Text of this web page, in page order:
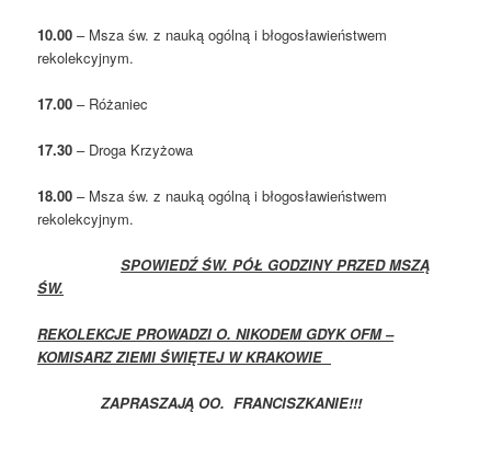
10.00 – Msza św. z nauką ogólną i błogosławieństwem
rekolekcyjnym.
17.00 – Różaniec
17.30 – Droga Krzyżowa
18.00 – Msza św. z nauką ogólną i błogosławieństwem
rekolekcyjnym.
SPOWIEDŹ ŚW. PÓŁ GODZINY PRZED MSZĄ
ŚW.
REKOLEKCJE PROWADZI O. NIKODEM GDYK OFM –
KOMISARZ ZIEMI ŚWIĘTEJ W KRAKOWIE
ZAPRASZAJĄ OO. FRANCISZKANIE!!!